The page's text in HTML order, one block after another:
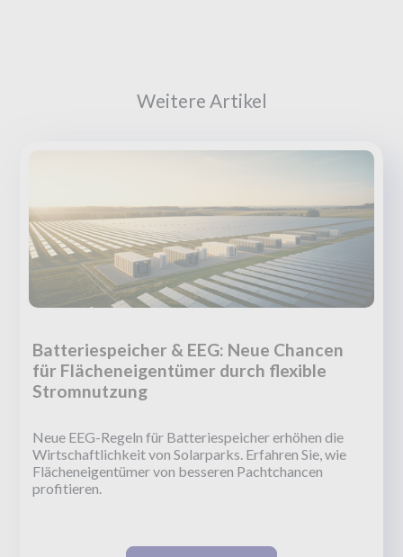
Weitere Artikel
Batteriespeicher & EEG: Neue Chancen
für Flächeneigentümer durch flexible
Stromnutzung
Neue EEG-Regeln für Batteriespeicher erhöhen die
Wirtschaftlichkeit von Solarparks. Erfahren Sie, wie
Flächeneigentümer von besseren Pachtchancen
profitieren.